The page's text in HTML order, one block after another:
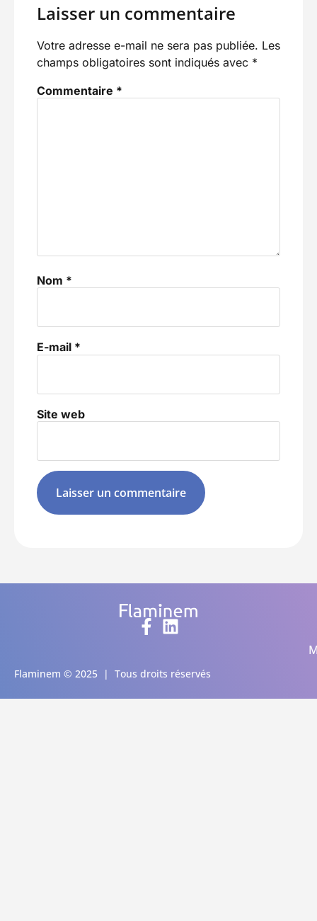
Laisser un commentaire
Votre adresse e-mail ne sera pas publiée. Les
champs obligatoires sont indiqués avec *
Commentaire *
Nom *
E-mail *
Site web
Flaminem © 2025 | Tous droits réservés